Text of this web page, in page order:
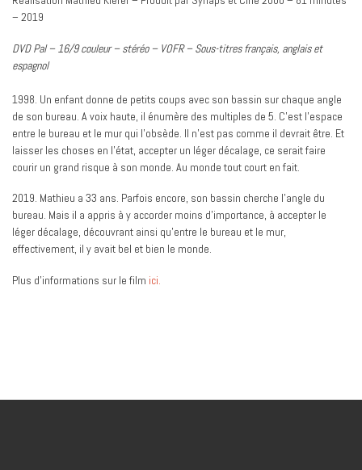
– 2019
DVD Pal – 16/9 couleur – stéréo – VOFR – Sous-titres français, anglais et
espagnol
1998. Un enfant donne de petits coups avec son bassin sur chaque angle
de son bureau. A voix haute, il énumère des multiples de 5. C’est l’espace
entre le bureau et le mur qui l’obsède. Il n’est pas comme il devrait être. Et
laisser les choses en l’état, accepter un léger décalage, ce serait faire
courir un grand risque à son monde. Au monde tout court en fait.
2019. Mathieu a 33 ans. Parfois encore, son bassin cherche l’angle du
bureau. Mais il a appris à y accorder moins d’importance, à accepter le
léger décalage, découvrant ainsi qu’entre le bureau et le mur,
effectivement, il y avait bel et bien le monde.
Plus d’informations sur le film ici.